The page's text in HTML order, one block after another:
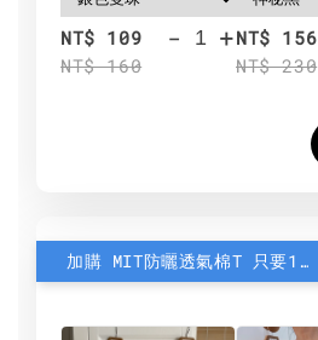
NT$ 109
NT$ 160
- +NT$ 156
NT$ 230
加購 MIT防曬透氣棉T 只要190元